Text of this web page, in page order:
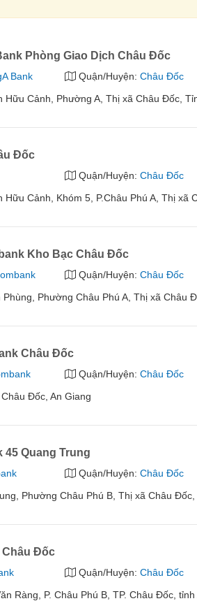
Phòng Giao Dịch Châu Đốc
Bank Quận/Huyện: Châu Đốc
Hữu Cảnh, Phường A, Thị xã Châu Đốc,
Đốc
Quận/Huyện: Châu Đốc
Hữu Cảnh, Khóm 5, P.Châu Phú A, Thị xã
Kho Bạc Châu Đốc
Quận/Huyện: Châu Đốc
Phường Châu Phú A, Thị xã Châu
Châu Đốc
Quận/Huyện: Châu Đốc
Đốc, An Giang
45 Quang Trung
Quận/Huyện: Châu Đốc
Phường Châu Phú B, Thị xã Châu Đốc,
Châu Đốc
Quận/Huyện: Châu Đốc
Ràng, P. Châu Phú B, TP. Châu Đốc, tỉnh